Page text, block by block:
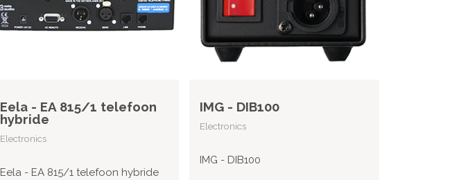
Eela - EA 815/1 telefoon
hybride
Electronics
Eela - EA 815/1 telefoon hybride
IMG - DIB100
Electronics
IMG - DIB100